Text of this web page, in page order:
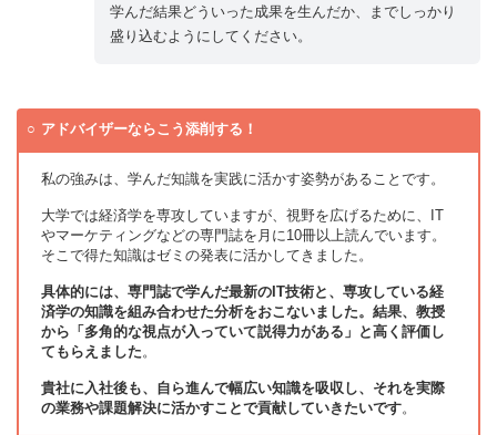
学んだ結果どういった成果を生んだか、までしっかり
盛り込むようにしてください。
アドバイザーならこう添削する！
私の強みは、学んだ知識を実践に活かす姿勢があることです。
大学では経済学を専攻していますが、視野を広げるために、IT
やマーケティングなどの専門誌を月に10冊以上読んでいます。
そこで得た知識はゼミの発表に活かしてきました。
具体的には、専門誌で学んだ最新のIT技術と、専攻している経
済学の知識を組み合わせた分析をおこないました。結果、教授
から「多角的な視点が入っていて説得力がある」と高く評価し
てもらえました 。
貴社に入社後も、自ら進んで幅広い知識を吸収し、それを実際
の業務や課題解決に活かすことで貢献していきたいです。